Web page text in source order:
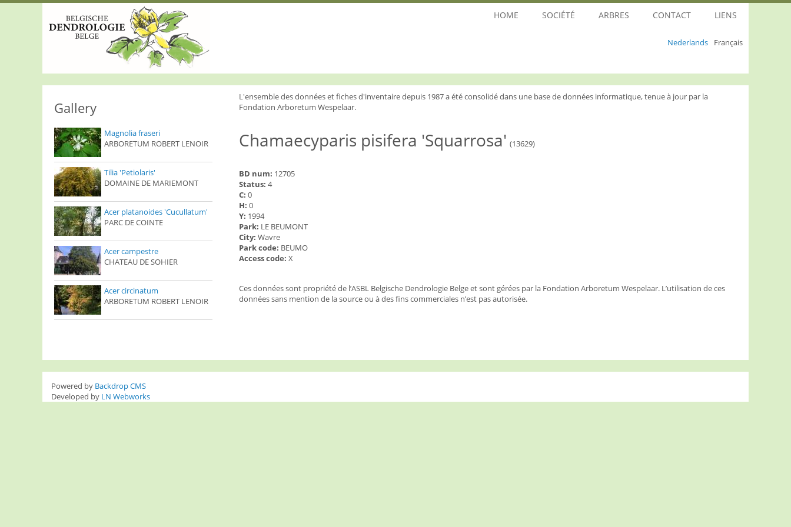
Nederlands Français
HOME SOCIÉTÉ ARBRES CONTACT LIENS
L'ensemble des données et fiches d'inventaire depuis 1987 a été consolidé dans une base de données informatique, tenue à jour par la
Fondation Arboretum Wespelaar.
Chamaecyparis pisifera 'Squarrosa' (13629)
BD num: 12705
Status: 4
C: 0
H: 0
Y: 1994
Park: LE BEUMONT
City: Wavre
Park code: BEUMO
Access code: X
Ces données sont propriété de l’ASBL Belgische Dendrologie Belge et sont gérées par la Fondation Arboretum Wespelaar. L’utilisation de ces
données sans mention de la source ou à des fins commerciales n’est pas autorisée.
Gallery
Magnolia fraseri
ARBORETUM ROBERT LENOIR
Tilia 'Petiolaris'
DOMAINE DE MARIEMONT
Acer platanoides 'Cucullatum'
PARC DE COINTE
Acer campestre
CHATEAU DE SOHIER
Acer circinatum
ARBORETUM ROBERT LENOIR
Powered by Backdrop CMS
Developed by LN Webworks